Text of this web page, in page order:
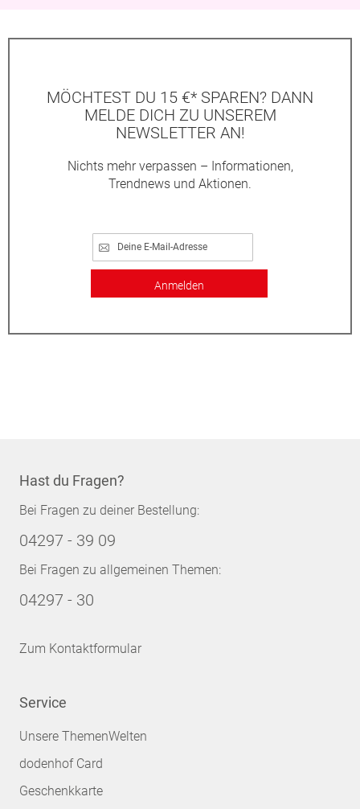
MÖCHTEST DU 15 €* SPAREN? DANN
MELDE DICH ZU UNSEREM
NEWSLETTER AN!
Nichts mehr verpassen – Informationen,
Trendnews und Aktionen.
Anmelden
Hast du Fragen?
Bei Fragen zu deiner Bestellung:
04297 - 39 09
Bei Fragen zu allgemeinen Themen:
04297 - 30
Zum Kontaktformular
Service
Unsere ThemenWelten
dodenhof Card
Geschenkkarte